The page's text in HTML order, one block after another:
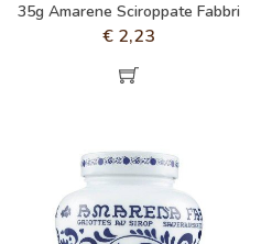
35g Amarene Sciroppate Fabbri
€ 2,23